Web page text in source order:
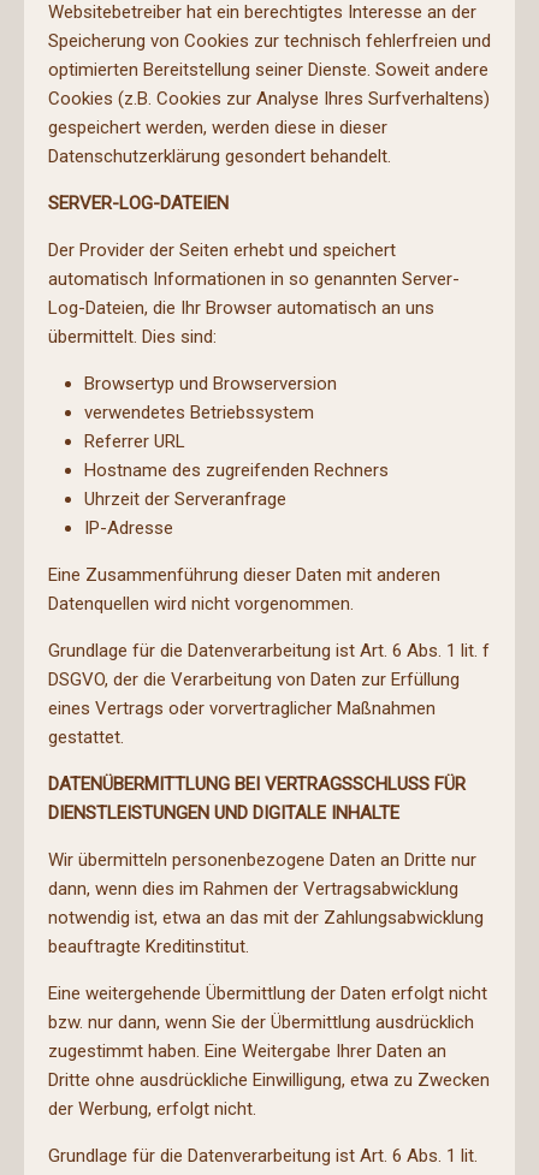
Websitebetreiber hat ein berechtigtes Interesse an der
Speicherung von Cookies zur technisch fehlerfreien und
optimierten Bereitstellung seiner Dienste. Soweit andere
Cookies (z.B. Cookies zur Analyse Ihres Surfverhaltens)
gespeichert werden, werden diese in dieser
Datenschutzerklärung gesondert behandelt.
SERVER-LOG-DATEIEN
Der Provider der Seiten erhebt und speichert
automatisch Informationen in so genannten Server-
Log-Dateien, die Ihr Browser automatisch an uns
übermittelt. Dies sind:
Browsertyp und Browserversion
verwendetes Betriebssystem
Referrer URL
Hostname des zugreifenden Rechners
Uhrzeit der Serveranfrage
IP-Adresse
Eine Zusammenführung dieser Daten mit anderen
Datenquellen wird nicht vorgenommen.
Grundlage für die Datenverarbeitung ist Art. 6 Abs. 1 lit. f
DSGVO, der die Verarbeitung von Daten zur Erfüllung
eines Vertrags oder vorvertraglicher Maßnahmen
gestattet.
DATENÜBERMITTLUNG BEI VERTRAGSSCHLUSS FÜR
DIENSTLEISTUNGEN UND DIGITALE INHALTE
Wir übermitteln personenbezogene Daten an Dritte nur
dann, wenn dies im Rahmen der Vertragsabwicklung
notwendig ist, etwa an das mit der Zahlungsabwicklung
beauftragte Kreditinstitut.
Eine weitergehende Übermittlung der Daten erfolgt nicht
bzw. nur dann, wenn Sie der Übermittlung ausdrücklich
zugestimmt haben. Eine Weitergabe Ihrer Daten an
Dritte ohne ausdrückliche Einwilligung, etwa zu Zwecken
der Werbung, erfolgt nicht.
Grundlage für die Datenverarbeitung ist Art. 6 Abs. 1 lit.